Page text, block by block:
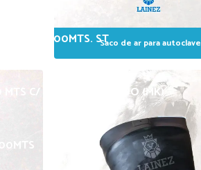
1/2″ X 2.00MTS. ST
MTS C/ PINO SEXTAVADO (MK)
Saco de ar para autoclave